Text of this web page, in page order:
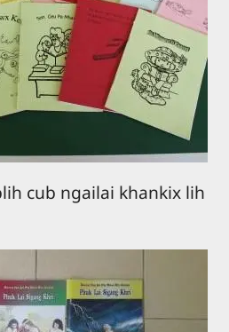
cub ngailai khankix lih